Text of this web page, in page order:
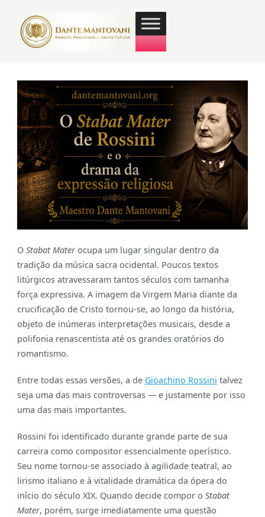
O Stabat Materocupa um lugar singular dentro da
tradição da música sacra ocidental. Poucos textos
litúrgicos atravessaram tantos séculos com tamanha
força expressiva. A imagem da Virgem Maria diante da
crucificação de Cristo tornou-se, ao longo da história,
objeto de inúmeras interpretações musicais, desde a
polifonia renascentista até os grandes oratórios do
romantismo.
Entre todas essas versões, a de Gioachino Rossini talvez
seja uma das mais controversas — e justamente por isso
uma das mais importantes.
Rossini foi identificado durante grande parte de sua
carreira como compositor essencialmente operístico.
Seu nome tornou-se associado à agilidade teatral, ao
lirismo italiano e à vitalidade dramática da ópera do
início do século XIX. Quando decide compor o Stabat
Mater, porém, surge imediatamente uma questão